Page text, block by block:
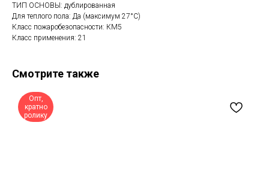
ТИП ОСНОВЫ: дублированная
Для теплого пола: Да (максимум 27°C)
Класс пожаробезопасности: КМ5
Класс применения: 21
Смотрите также
Опт,
кратно
ролику